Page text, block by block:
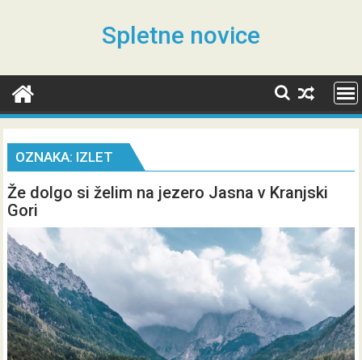
Spletne novice
OZNAKA: IZLET
Že dolgo si želim na jezero Jasna v Kranjski
Gori